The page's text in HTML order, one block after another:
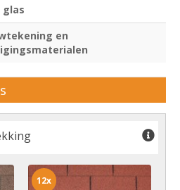
glas
en
12x